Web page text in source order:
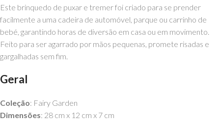
Este brinquedo de puxar e tremer foi criado para se prender
facilmente a uma cadeira de automóvel, parque ou carrinho de
bebé, garantindo horas de diversão em casa ou em movimento.
Feito para ser agarrado por mãos pequenas, promete risadas e
gargalhadas sem fim.
Geral
Coleção: Fairy Garden
Dimensões: 28 cm x 12 cm x 7 cm